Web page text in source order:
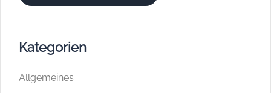
Kategorien
Allgemeines